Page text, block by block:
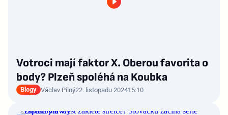
Votroci mají faktor X. Oberou favorita o
body? Plzeň spoléhá na Koubka
Blogy Václav Pilný22. listopadu 202415:10